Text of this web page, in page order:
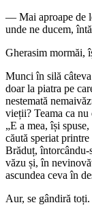
— Mai aproape de
unde ne ducem,
Gherasim mormăi,
Munci în silă
doar la piatra pe
nestemată
vieții? Teama ca
„E a mea, își
căută speriat
Brăduț, întorcându-
văzu și, în
ascundea ceva în
Aur, se gândiră